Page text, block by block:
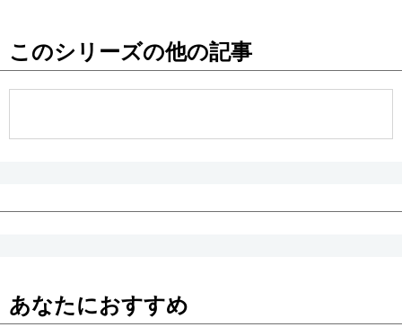
東京
このシリーズの他の記事
あなたにおすすめ